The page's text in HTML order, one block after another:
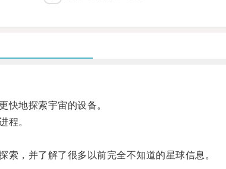
地探索宇宙的设备。
程。
，并了解了很多以前完全不知道的星球信息。